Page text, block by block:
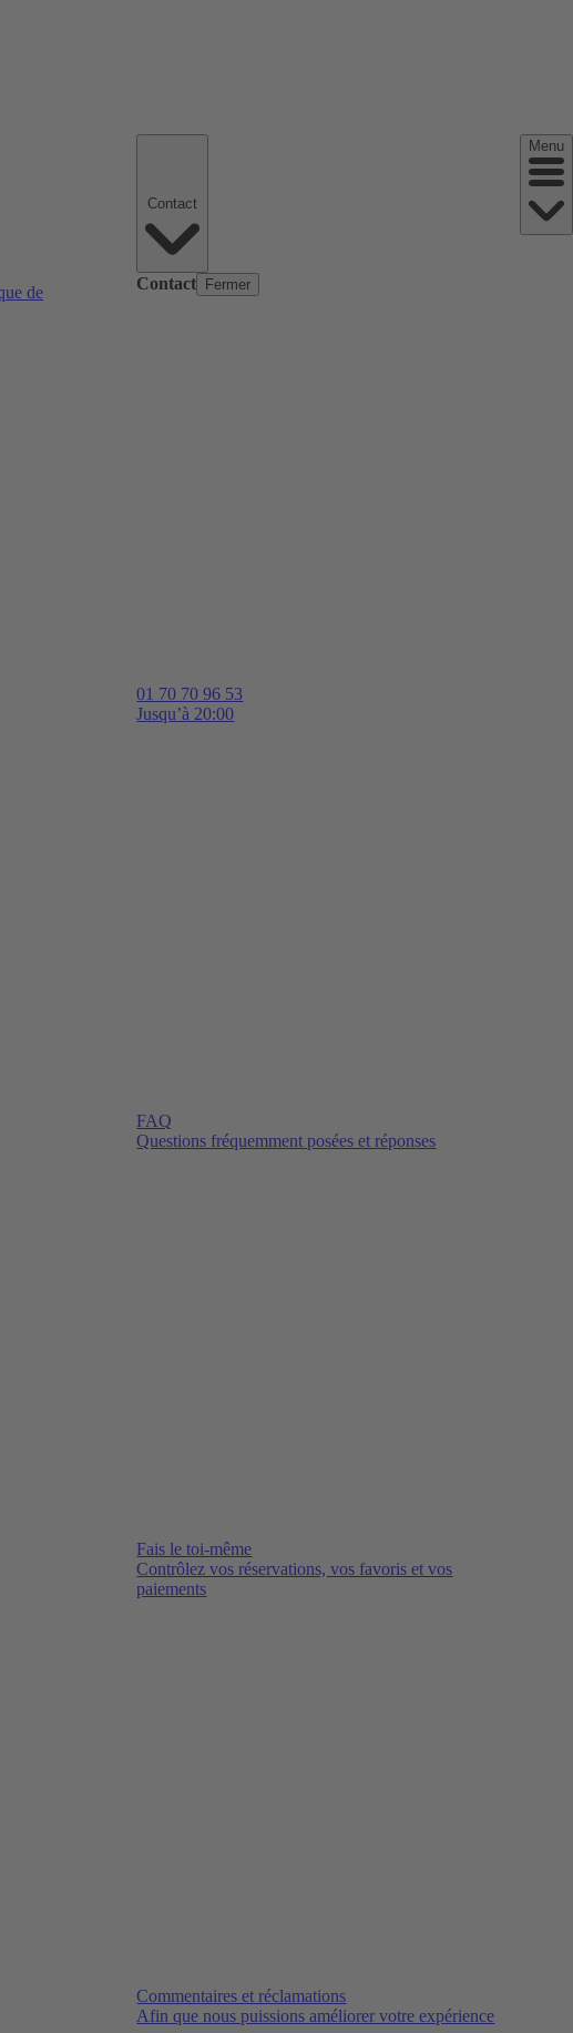
de
Contact Fermer
01 70 70 96 53
Jusqu’à 20:00
FAQ
Questions fréquemment posées et réponses
Fais le toi-même
Contrôlez vos réservations, vos favoris et vos
paiements
Commentaires et réclamations
Afin que nous puissions améliorer votre expérience
Menu